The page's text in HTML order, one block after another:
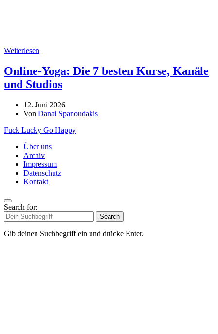
Weiterlesen
Online-Yoga: Die 7 besten Kurse, Kanäle
und Studios
12. Juni 2026
Von Danai Spanoudakis
Fuck Lucky Go Happy
Über uns
Archiv
Impressum
Datenschutz
Kontakt
Search for:
Search
Gib deinen Suchbegriff ein und drücke Enter.